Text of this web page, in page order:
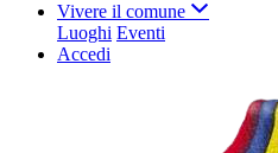
Vivere il comune
Luoghi Eventi
Accedi